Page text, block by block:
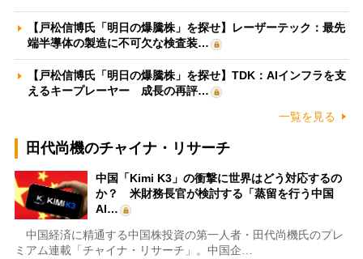
【戸松信博氏「明日の爆騰株」を探せ】レーザーテック：最先
端半導体の製造に不可欠な検査装…
【戸松信博氏「明日の爆騰株」を探せ】TDK：AIインフラを支
えるキープレーヤー 成長の再評…
一覧を見る
田代尚機のチャイナ・リサーチ
中国「Kimi K3」の衝撃に世界はどう対応するの
か？ 米財務長官が検討する「蒸留を行う中国
AI…
中国経済に精通する中国株投資の第一人者・田代尚機氏のプレ
ミアム連載「チャイナ・リサーチ」。中国企…